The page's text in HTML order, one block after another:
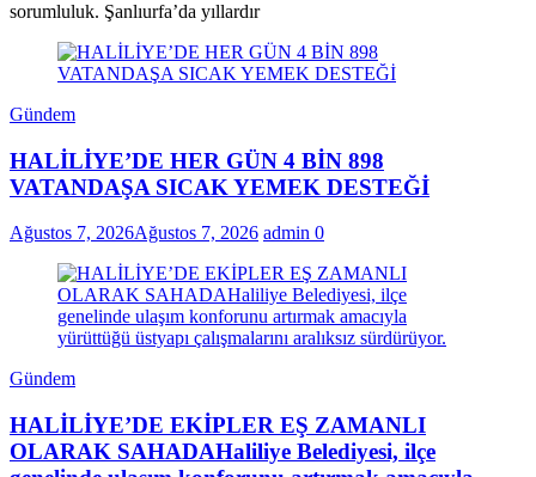
sorumluluk. Şanlıurfa’da yıllardır
Gündem
HALİLİYE’DE HER GÜN 4 BİN 898
VATANDAŞA SICAK YEMEK DESTEĞİ
Ağustos 7, 2026Ağustos 7, 2026 admin 0
Gündem
HALİLİYE’DE EKİPLER EŞ ZAMANLI
OLARAK SAHADAHaliliye Belediyesi, ilçe